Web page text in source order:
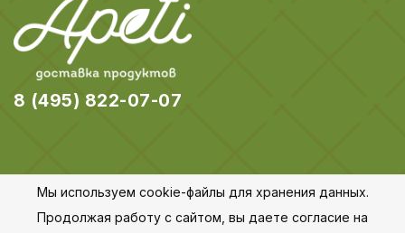
8 (495) 822-07-07
© 2018-2026 Apeti.ru,Карта сайта
Мы используем cookie-файлы для хранения данных.
Продолжая работу с сайтом, вы даете согласие на